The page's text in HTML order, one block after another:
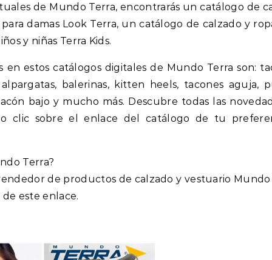
de Mundo Terra, encontrarás un catálogo de
damas Look Terra, un catálogo de calzado y
y niñas Terra Kids.
estos catálogos digitales de Mundo Terra son:
balerinas, kitten heels, tacones aguja,
bajo y mucho más. Descubre todas las
clic sobre el enlace del catálogo de tu
Terra?
de productos de calzado y vestuario Mundo
este enlace.